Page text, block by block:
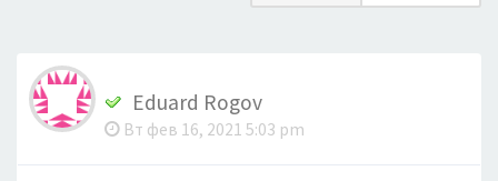
Eduard Rogov
Вт фев 16, 2021 5:03 pm